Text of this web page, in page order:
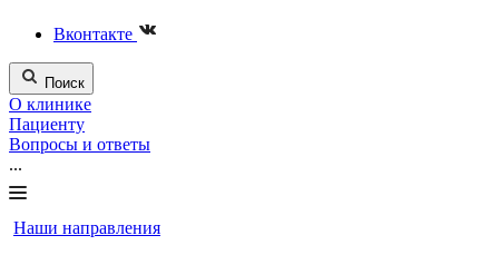
Вконтакте
Поиск
О клинике
Пациенту
Вопросы и ответы
...
Наши направления